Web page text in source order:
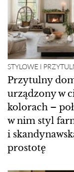
STYLOWE I
Przytulny
urządzony w
kolorach –
w nim styl
i
prostotę